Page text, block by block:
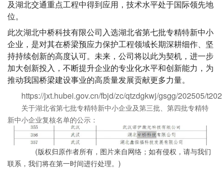
及湖北交通重点工程中得到应用，技术水平处于国际领先地
位。
此次湖北中桥科技有限公司入选湖北省第七批专精特新中小
企业，是对其在桥梁预应力保护工程领域长期深耕细作、坚
持持续创新的高度认可。未来，公司将以此为契机，进一步
加大创新投入，不断提升企业的专业化水平和创新能力，为
推动我国桥梁建设事业的高质量发展贡献更多力量。
https://jxt.hubei.gov.cn/fbjd/zc/qtzdgkwj/gsgg/202505/
关于湖北省第七批专精特新中小企业及第三批、第四批专精特
新中小企业复核名单的公示：
(版权归原作者所有，图片来自网络；如有侵权，请与我们
联系，我们将在第一时间进行处理。)